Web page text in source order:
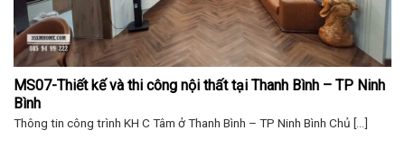
MS07-Thiết kế và thi công nội thất tại Thanh Bình – TP Ninh
Bình
Thông tin công trình KH C Tâm ở Thanh Bình – TP Ninh Bình Chủ [...]